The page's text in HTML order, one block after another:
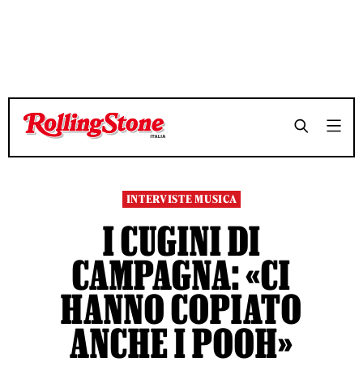
TEMPO DI LETTURA 17 MINUTI SHARE
TEMPO DI LETTURA 17 MINUTI SHARE
INTERVISTE MUSICA
I CUGINI DI
CAMPAGNA: «CI
HANNO COPIATO
ANCHE I POOH»